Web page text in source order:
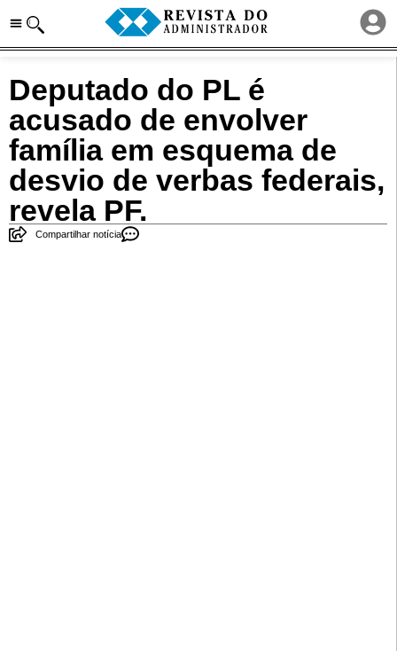
Deputado do PL é
acusado de envolver
família em esquema de
desvio de verbas federais,
revela PF.
Compartilhar notícia